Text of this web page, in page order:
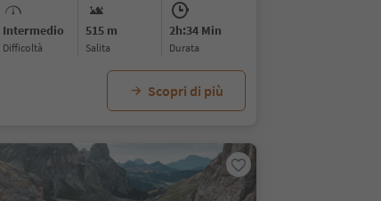
Intermedio
Difficoltà
515 m
Salita
2h:34 Min
durata
Scopri di più